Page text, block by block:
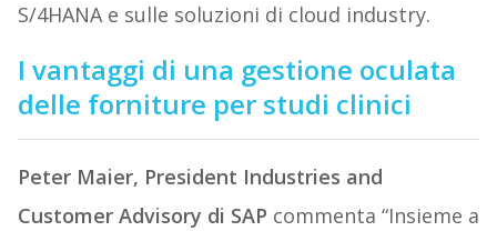
S/4HANA e sulle soluzioni di cloud industry.
I vantaggi di una gestione oculata
delle forniture per studi clinici
Peter Maier, President Industries and
Customer Advisory di SAP commenta “Insieme a